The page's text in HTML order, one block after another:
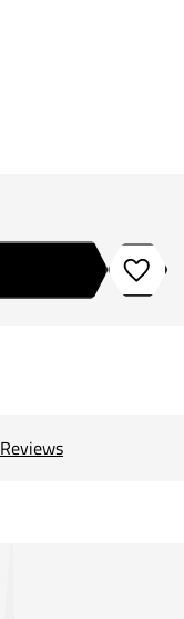
Reviews